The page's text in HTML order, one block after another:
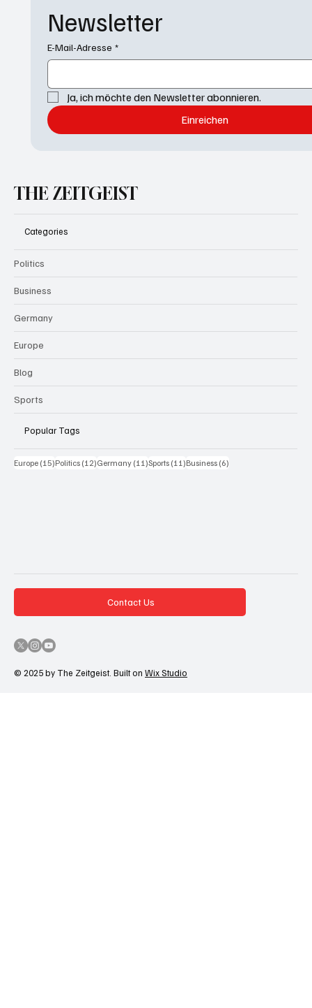
Newsletter
E-Mail-Adresse *
Ja, ich möchte den Newsletter abonnieren.
Einreichen
THE ZEITGEIST
Categories
Politics
Business
Germany
Europe
Blog
Sports
Popular Tags
Europe (15)15 Beiträge
Politics (12)12 Beiträge
Germany (11)11 Beiträge
Sports (11)11 Beiträge
Business (6)
© 2025 by The Zeitgeist. Built on Wix Studio
Contact Us